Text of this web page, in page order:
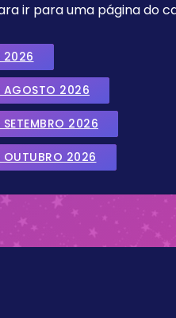
ir para uma página do
2026
AGOSTO 2026
SETEMBRO 2026
OUTUBRO 2026